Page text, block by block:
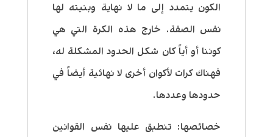
الكون يتمدد إلى ما لا نهاية وبنيته لها
نفس الصفة. خارج هذه الكرة التي هي
كوننا أوأياً كان شكل الحدود المشكلة له،
فهناك كرات لأكوان أخرى لا نهائية أيضاً في
حدودها وعددها.
خصائصها: تنطبق عليها نفس القوانين